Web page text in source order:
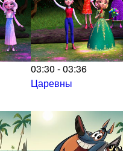
03:30 - 03:36
Царевны